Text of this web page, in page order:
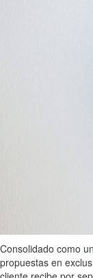
Consolidado como un
propuestas en